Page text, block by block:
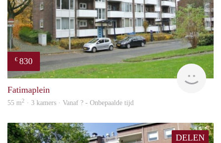
€ 830
Fatimaplein
55 m2 · 3 kamers · Vanaf ? - Onbepaalde tijd
DELEN